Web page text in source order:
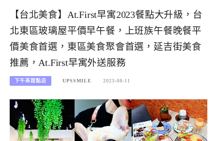
【台北美食】At.First早寓2023餐點大升級，台
北東區玻璃屋平價早午餐，上班族午餐晚餐平
價美食首選，東區美食聚會首選，延吉街美食
推薦，At.First早寓外送服務
下午茶甜點店 UPSSMILE 2023-08-11